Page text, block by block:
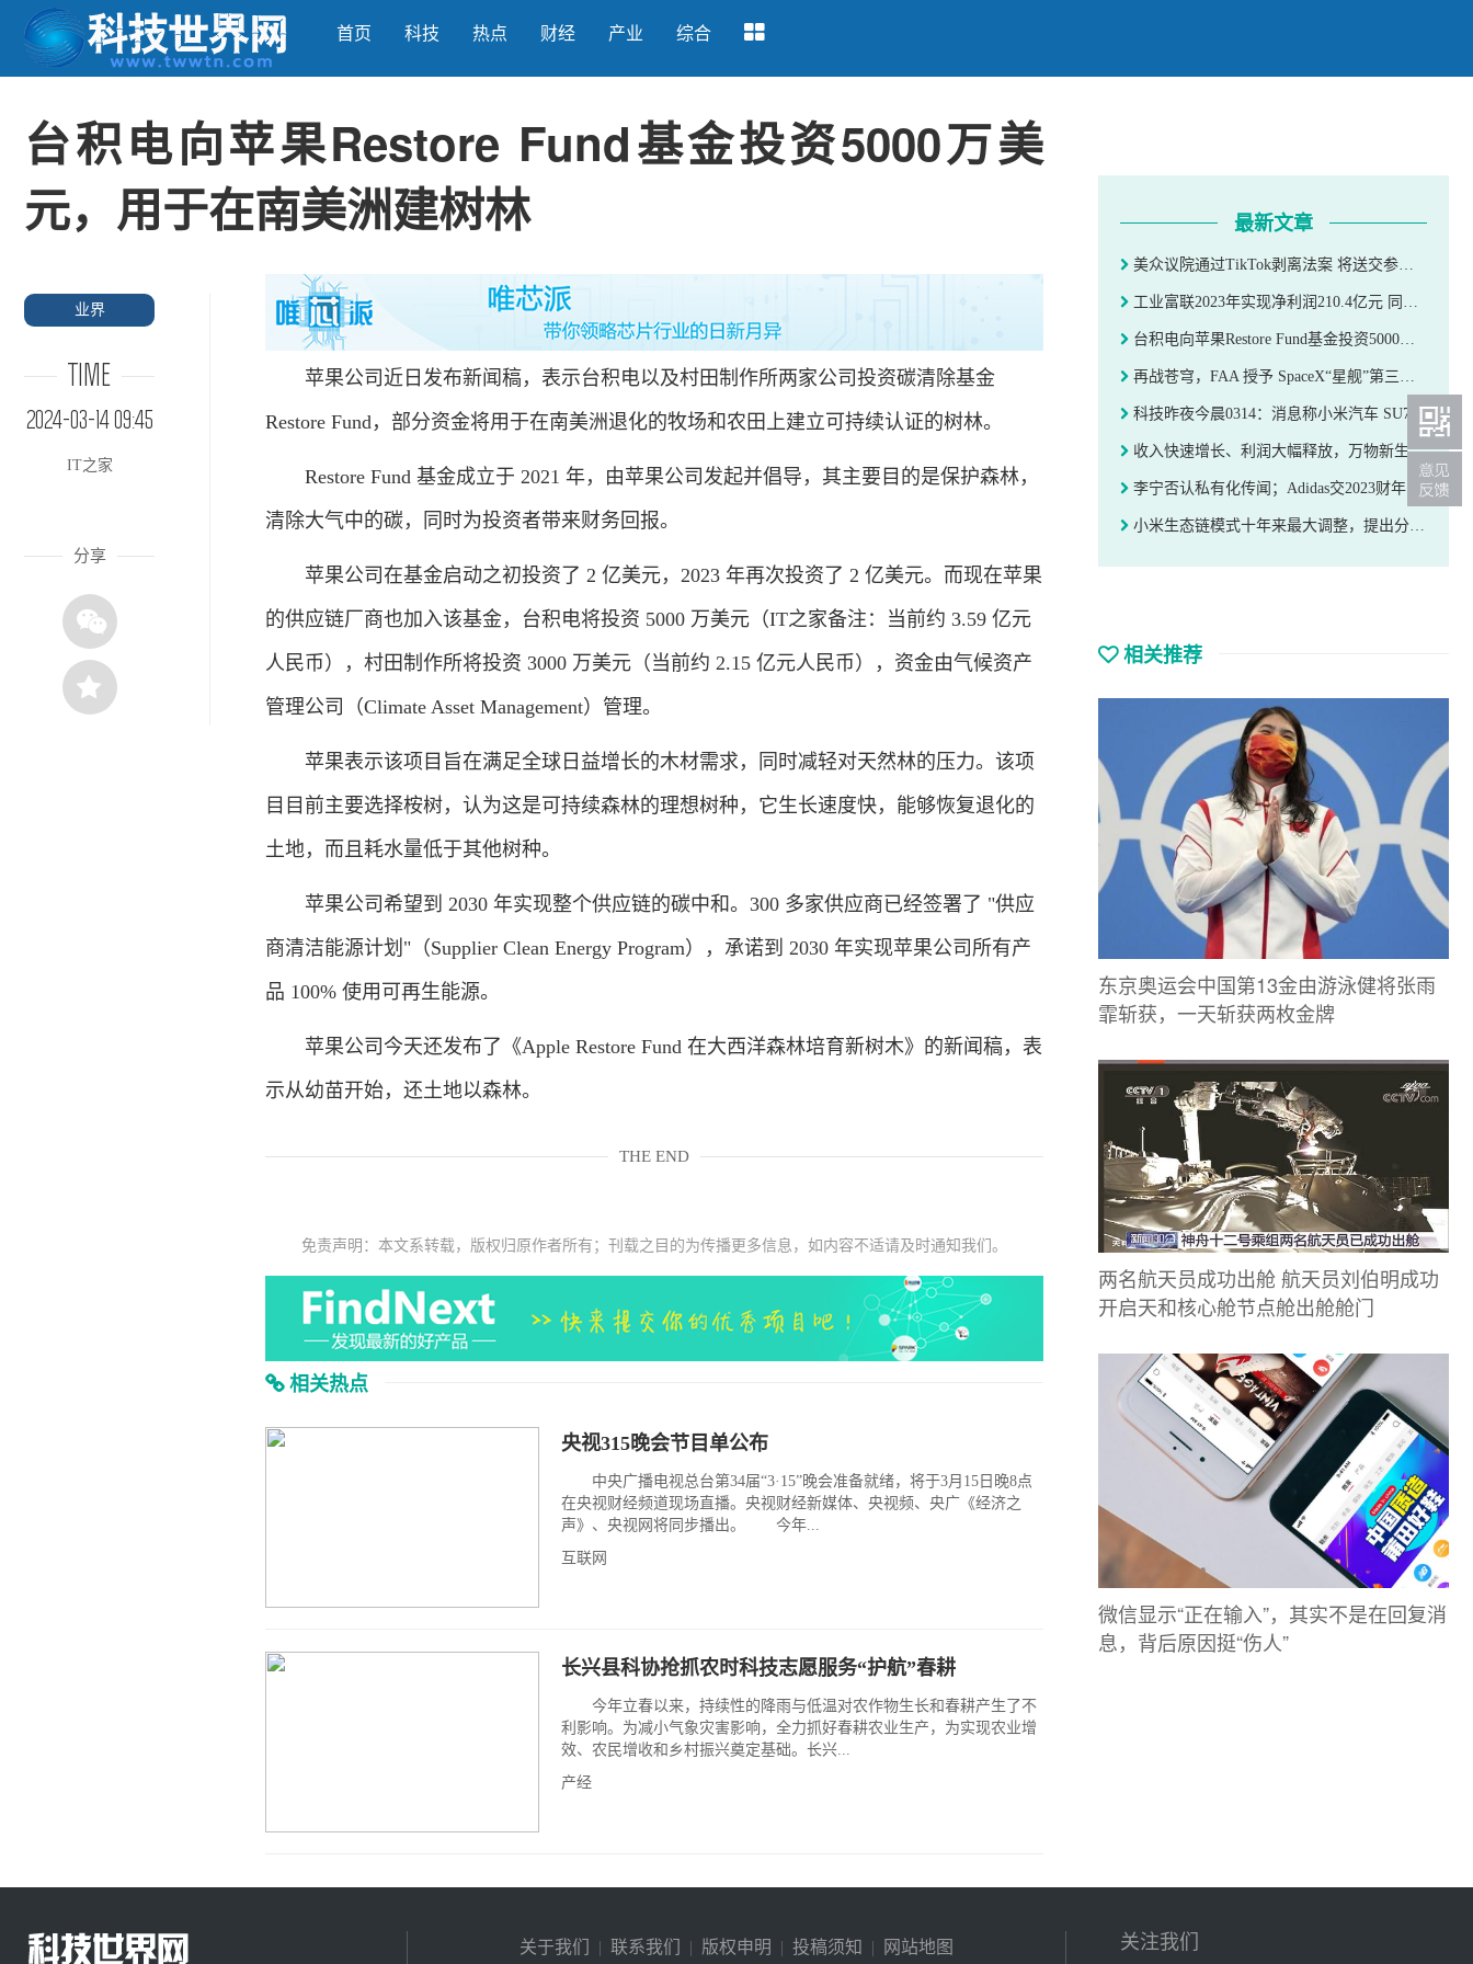
首页 科技 热点 财经 产业 综合
台积电向苹果Restore Fund基金投资5000万美
元，用于在南美洲建树林
业界
TIME
2024-03-14 09:45
IT之家
分享
苹果公司近日发布新闻稿，表示台积电以及村田制作所两家公司投资碳清除基金
Restore Fund，部分资金将用于在南美洲退化的牧场和农田上建立可持续认证的树林。
Restore Fund 基金成立于 2021 年，由苹果公司发起并倡导，其主要目的是保护森林，
清除大气中的碳，同时为投资者带来财务回报。
苹果公司在基金启动之初投资了 2 亿美元，2023 年再次投资了 2 亿美元。而现在苹果
的供应链厂商也加入该基金，台积电将投资 5000 万美元（IT之家备注：当前约 3.59 亿元
人民币），村田制作所将投资 3000 万美元（当前约 2.15 亿元人民币），资金由气候资产
管理公司（Climate Asset Management）管理。
苹果表示该项目旨在满足全球日益增长的木材需求，同时减轻对天然林的压力。该项
目目前主要选择桉树，认为这是可持续森林的理想树种，它生长速度快，能够恢复退化的
土地，而且耗水量低于其他树种。
苹果公司希望到 2030 年实现整个供应链的碳中和。300 多家供应商已经签署了 "供应
商清洁能源计划"（Supplier Clean Energy Program），承诺到 2030 年实现苹果公司所有产
品 100% 使用可再生能源。
苹果公司今天还发布了《Apple Restore Fund 在大西洋森林培育新树木》的新闻稿，表
示从幼苗开始，还土地以森林。
THE END
免责声明：本文系转载，版权归原作者所有；刊载之目的为传播更多信息，如内容不适请及时通知我们。
相关热点
央视315晚会节目单公布
中央广播电视总台第34届“3·15”晚会准备就绪，将于3月15日晚8点
在央视财经频道现场直播。央视财经新媒体、央视频、央广《经济之
声》、央视网将同步播出。 今年...
互联网
长兴县科协抢抓农时科技志愿服务“护航”春耕
今年立春以来，持续性的降雨与低温对农作物生长和春耕产生了不
利影响。为减小气象灾害影响，全力抓好春耕农业生产，为实现农业增
效、农民增收和乡村振兴奠定基础。长兴...
产经
最新文章
美众议院通过TikTok剥离法案 将送交参议院
工业富联2023年实现净利润210.4亿元 同比增长4.82%
台积电向苹果Restore Fund基金投资5000万美元，用于在南美洲建树林
再战苍穹，FAA 授予 SpaceX“星舰”第三次试飞发射许可
科技昨夜今晨0314：消息称小米汽车 SU7 顶配版价格超 30 万
收入快速增长、利润大幅释放，万物新生（爱回收）踏入收获期
李宁否认私有化传闻；Adidas交2023财年成绩单；昂跑去年营收大涨丨品牌日报
小米生态链模式十年来最大调整，提出分级管理策略丨36氪独家
相关推荐
东京奥运会中国第13金由游泳健将张雨
霏斩获，一天斩获两枚金牌
两名航天员成功出舱 航天员刘伯明成功
开启天和核心舱节点舱出舱舱门
微信显示“正在输入”，其实不是在回复消
息，背后原因挺“伤人”
关于我们 | 联系我们 | 版权申明 | 投稿须知 | 网站地图 关注我们